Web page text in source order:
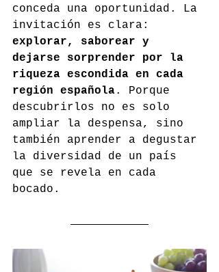
conceda una oportunidad. La
invitación es clara:
explorar, saborear y
dejarse sorprender por la
riqueza escondida en cada
región española. Porque
descubrirlos no es solo
ampliar la despensa, sino
también aprender a degustar
la diversidad de un país
que se revela en cada
bocado.